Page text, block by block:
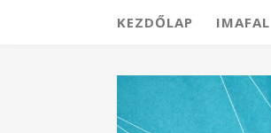
KEZDŐLAP IMAFAL